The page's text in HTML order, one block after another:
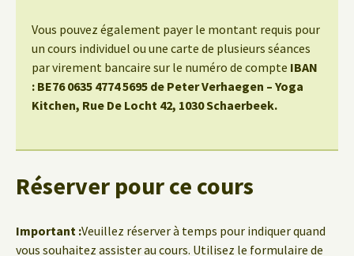
Vous pouvez également payer le montant requis pour
un cours individuel ou une carte de plusieurs séances
par virement bancaire sur le numéro de compte IBAN
: BE76 0635 4774 5695 de Peter Verhaegen – Yoga
Kitchen, Rue De Locht 42, 1030 Schaerbeek.
Réserver pour ce cours
Important :Veuillez réserver à temps pour indiquer quand
vous souhaitez assister au cours. Utilisez le formulaire de